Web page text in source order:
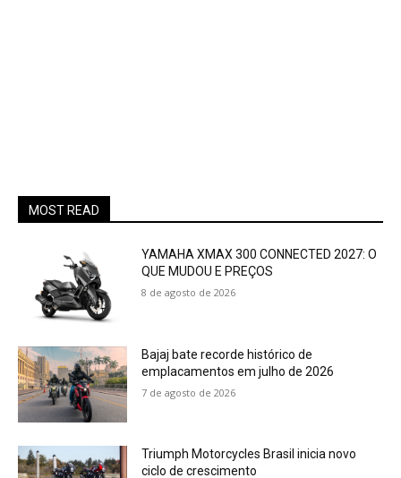
MOST READ
YAMAHA XMAX 300 CONNECTED 2027: O
QUE MUDOU E PREÇOS
8 de agosto de 2026
Bajaj bate recorde histórico de
emplacamentos em julho de 2026
7 de agosto de 2026
Triumph Motorcycles Brasil inicia novo
ciclo de crescimento